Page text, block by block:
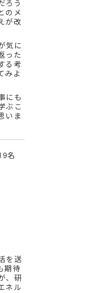
ろう
のメ
が改
気に
った
る考
みよ
にも
ぶこ
いま
を送
期待
、研
ネル